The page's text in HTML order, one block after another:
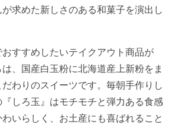
求めた新しさのある和菓子を演出し
すすめしたいテイクアウト商品が
は、国産白玉粉に北海道産上新粉をま
わりのスイーツです。毎朝手作りし
しろ玉』はモチモチと弾力ある食感
いらしく、お土産にも喜ばれること